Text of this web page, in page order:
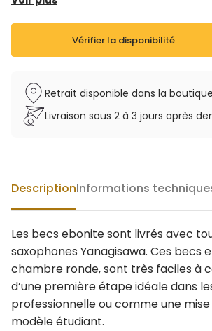
7 = 2.50 mm
8 = 2.67 mm
9 = 2.80 mmVérifier la disponibilité
Retrait disponible dans la
Livraison sous 2 à 3 jours après
DescriptionInformations
Les becs ebonite sont livrés avec
saxophones Yanagisawa. Ces becs
chambre ronde, sont très faciles à
d’une première étape idéale dans
professionnelle ou comme une mise
modèle étudiant.